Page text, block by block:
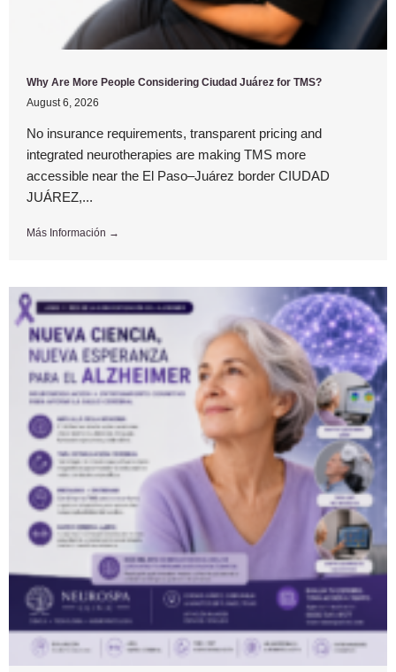
Why Are More People Considering Ciudad Juárez for TMS?
August 6, 2026
No insurance requirements, transparent pricing and
integrated neurotherapies are making TMS more
accessible near the El Paso–Juárez border CIUDAD
JUÁREZ,...
Más Información →